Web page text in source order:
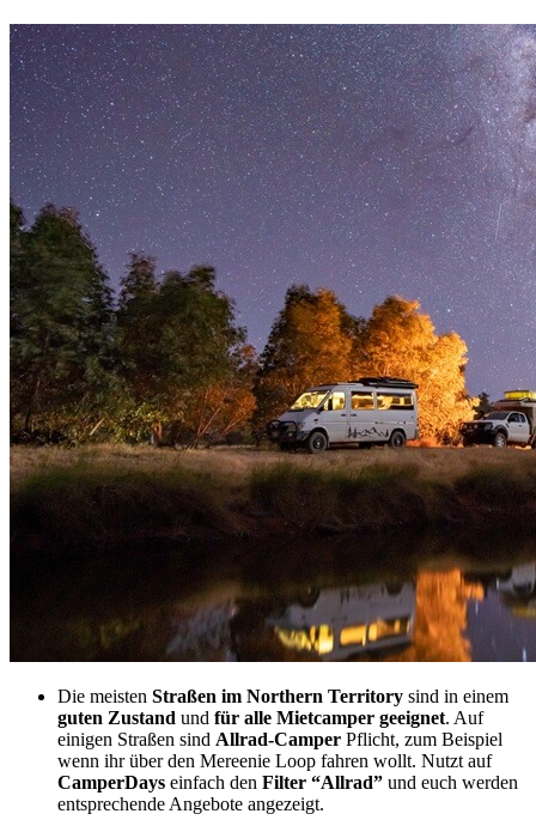
Die meisten Straßen im Northern Territory sind in einem
guten Zustand und für alle Mietcamper geeignet. Auf
einigen Straßen sind Allrad-Camper Pflicht, zum Beispiel
wenn ihr über den Mereenie Loop fahren wollt. Nutzt auf
CamperDays einfach den Filter “Allrad” und euch werden
entsprechende Angebote angezeigt.